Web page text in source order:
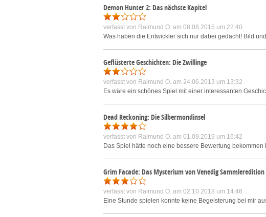
Demon Hunter 2: Das nächste Kapitel
verfasst von Raimund O. am 08.08.2015 um 22:40
Was haben die Entwickler sich nur dabei gedacht! Bild
Geflüsterte Geschichten: Die Zwillinge
verfasst von Raimund O. am 24.06.2013 um 13:32
Es wäre ein schönes Spiel mit einer interessanten
Dead Reckoning: Die Silbermondinsel
verfasst von Raimund O. am 01.09.2019 um 16:42
Das Spiel hätte noch eine bessere Bewertung
Grim Facade: Das Mysterium von Venedig Sammleredition
verfasst von Raimund O. am 02.10.2018 um 14:46
Eine Stunde spielen konnte keine Begeisterung bei mir